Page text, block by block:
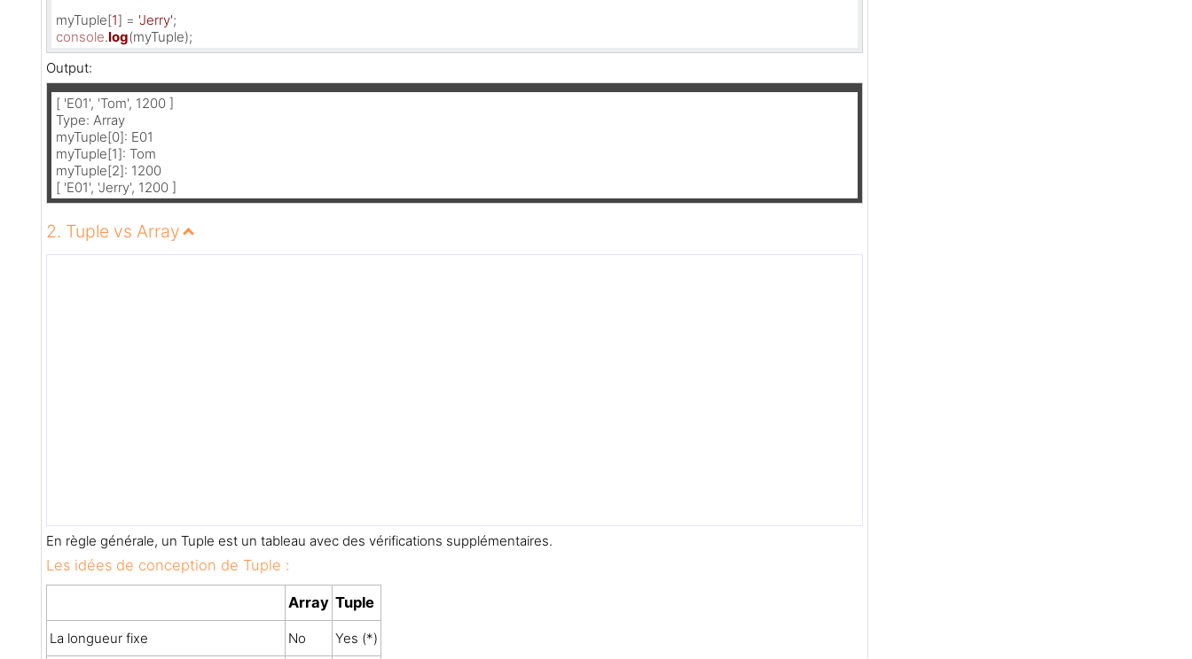
myTuple[1] = 'Jerry'
console.log(myTuple);
Output:
[ 'E01', 'Tom', 1200 ]
Type: Array
myTuple[0]: E01
myTuple[1]: Tom
myTuple[2]: 1200
[ 'E01', 'Jerry', 1200 ]
2. Tuple vs Array
En règle générale, un Tuple est un tableau avec des vérifications supplémentaires.
Les idées de conception de Tuple :
Array Tuple
La longueur fixe No Yes (*)